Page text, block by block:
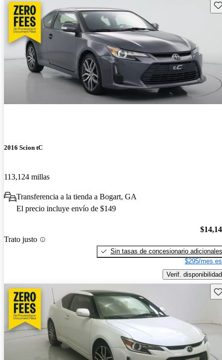
2016 Scion tC
113,124 millas
Transferencia a la tienda a Bogart, GA
El precio incluye envío de $149
Trato justo
Sin tasas de concesionario adicionales
$295/mes
Verif. disponibilidad